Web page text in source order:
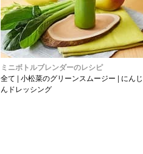
ミニボトルブレンダーのレシピ
全て | 小松菜のグリーンスムージー | にんじ
んドレッシング